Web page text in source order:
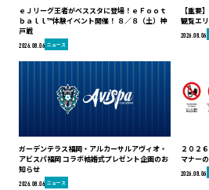
ｅＪリーグ王者がベススタに登場！ｅＦｏｏｔ
ｂａｌｌ™体験イベント開催！ ８／８（土）神
戸戦
2026.08.06 ニュース
【重要
観覧エ
2026.08.06
ガーデンテラス福岡・アルカーサルアヴィオ・
アビスパ福岡 コラボ結婚式プレゼント企画のお
知らせ
2026.08.06 ニュース
２０２
マナー
2026.08.06